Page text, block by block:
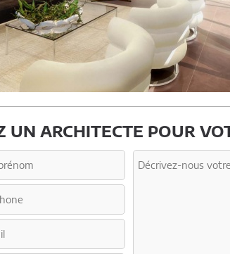
UN ARCHITECTE POUR